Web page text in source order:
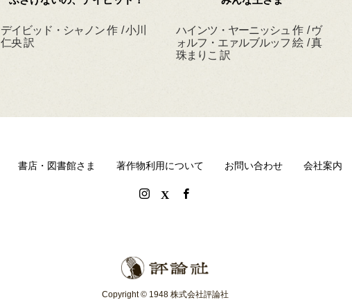
デイビッド・シャノン 作 / 小川
仁央 訳
ハインツ・ヤーニッシュ 作 / ヴ
ォルフ・エァルブルッフ 絵 / 真
珠まりこ 訳
書店・図書館さま 著作物利用について お問い合わせ 会社案内
Copyright © 1948 株式会社評論社